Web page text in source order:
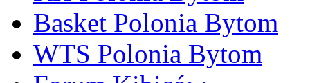
Basket Polonia Bytom
WTS Polonia Bytom